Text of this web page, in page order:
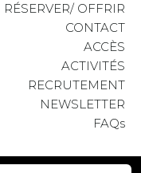
RÉSERVER/ OFFRIR
CONTACT
ACCÈS
ACTIVITÉS
RECRUTEMENT
NEWSLETTER
FAQs